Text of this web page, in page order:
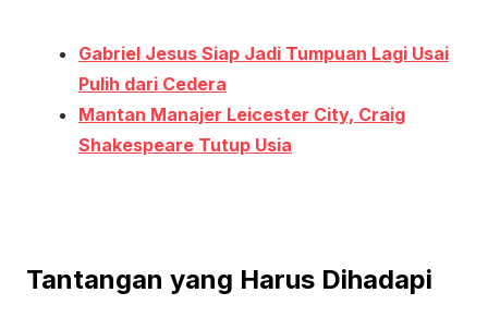
Gabriel Jesus Siap Jadi Tumpuan Lagi Usai
Pulih dari Cedera
Mantan Manajer Leicester City, Craig
Shakespeare Tutup Usia
Tantangan yang Harus Dihadapi